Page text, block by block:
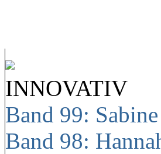
INNOVATIV
Band 99:
Band 98: